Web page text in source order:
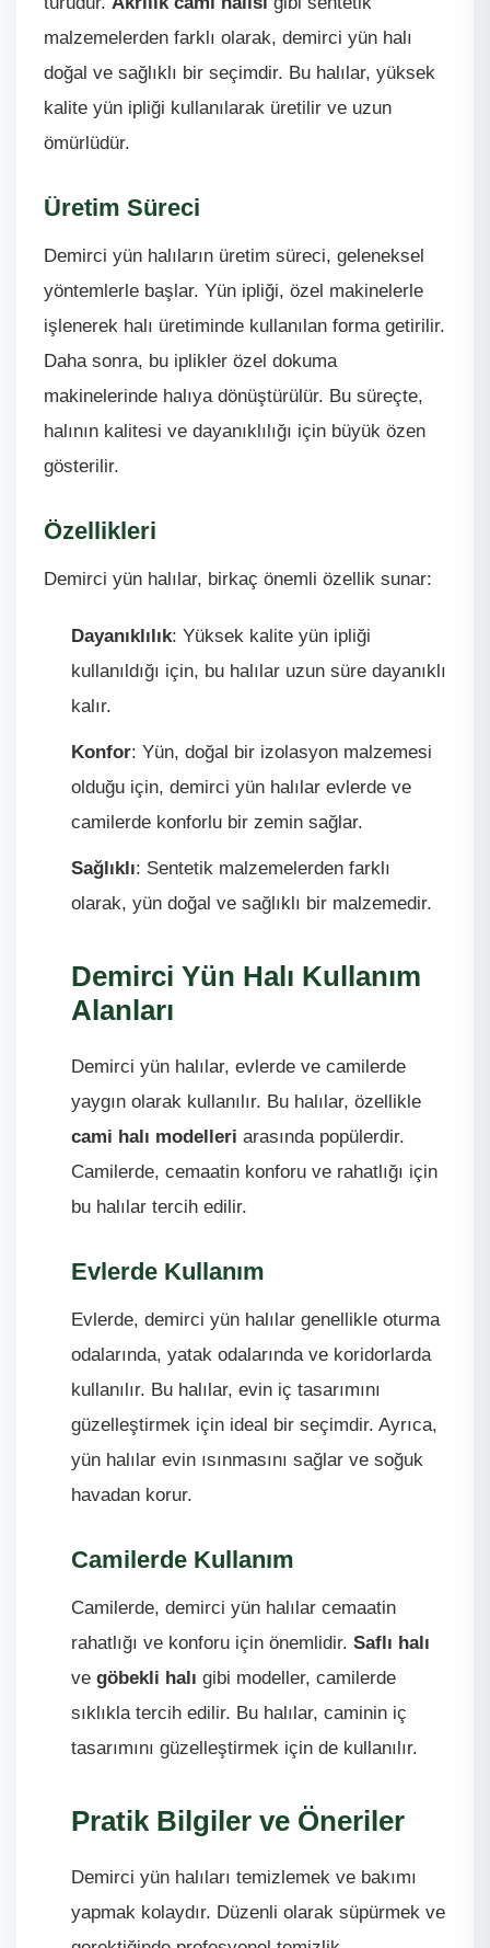
malzemelerden farklı olarak, demirci yün halı
doğal ve sağlıklı bir seçimdir. Bu halılar, yüksek
kalite yün ipliği kullanılarak üretilir ve uzun
ömürlüdür.
Üretim Süreci
Demirci yün halıların üretim süreci, geleneksel
yöntemlerle başlar. Yün ipliği, özel makinelerle
işlenerek halı üretiminde kullanılan forma getirilir.
Daha sonra, bu iplikler özel dokuma
makinelerinde halıya dönüştürülür. Bu süreçte,
halının kalitesi ve dayanıklılığı için büyük özen
gösterilir.
Özellikleri
Demirci yün halılar, birkaç önemli özellik sunar:
Dayanıklılık: Yüksek kalite yün ipliği
kullanıldığı için, bu halılar uzun süre dayanıklı
kalır.
Konfor: Yün, doğal bir izolasyon malzemesi
olduğu için, demirci yün halılar evlerde ve
camilerde konforlu bir zemin sağlar.
Sağlıklı: Sentetik malzemelerden farklı
olarak, yün doğal ve sağlıklı bir malzemedir.
Demirci Yün Halı Kullanım
Alanları
Demirci yün halılar, evlerde ve camilerde
yaygın olarak kullanılır. Bu halılar, özellikle
cami halı modelleri arasında popülerdir.
Camilerde, cemaatin konforu ve rahatlığı için
bu halılar tercih edilir.
Evlerde Kullanım
Evlerde, demirci yün halılar genellikle oturma
odalarında, yatak odalarında ve koridorlarda
kullanılır. Bu halılar, evin iç tasarımını
güzelleştirmek için ideal bir seçimdir. Ayrıca,
yün halılar evin ısınmasını sağlar ve soğuk
havadan korur.
Camilerde Kullanım
Camilerde, demirci yün halılar cemaatin
rahatlığı ve konforu için önemlidir. Saflı halı
ve göbekli halı gibi modeller, camilerde
sıklıkla tercih edilir. Bu halılar, caminin iç
tasarımını güzelleştirmek için de kullanılır.
Pratik Bilgiler ve Öneriler
Demirci yün halıları temizlemek ve bakımı
yapmak kolaydır. Düzenli olarak süpürmek ve